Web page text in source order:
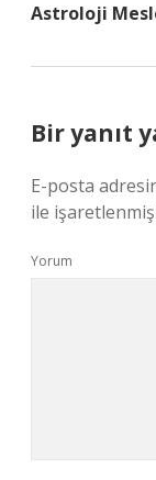
Astroloji
Bir yanıt
E-posta
ile
Yorum